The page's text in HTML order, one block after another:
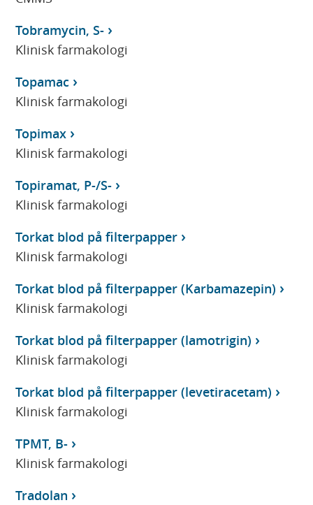
Tobramycin, S-
Klinisk farmakologi
Topamac
Klinisk farmakologi
Topimax
Klinisk farmakologi
Topiramat, P-/S-
Klinisk farmakologi
Torkat blod på filterpapper
Klinisk farmakologi
Torkat blod på filterpapper (Karbamazepin)
Klinisk farmakologi
Torkat blod på filterpapper (lamotrigin)
Klinisk farmakologi
Torkat blod på filterpapper (levetiracetam)
Klinisk farmakologi
TPMT, B-
Klinisk farmakologi
Tradolan